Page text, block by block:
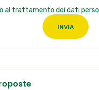
al trattamento dei dati
INVIA